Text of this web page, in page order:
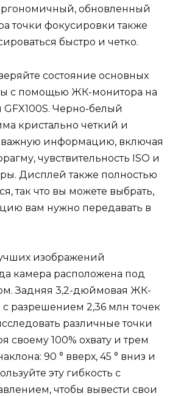
обновленный
точки фокусировки также
быстро и четко.
состояние основных
с помощью ЖК-монитора на
Черно-белый
кристально четкий и
важную информацию, включая
чувствительность ISO и
Дисплей также полностью
так что вы можете выбрать,
вам нужно передавать в
изображений
камера расположена под
Задняя 3,2-дюймовая ЖК-
с разрешением 2,36 млн точек
различные точки
своему 100% охвату и трем
90 ° вверх, 45 ° вниз и
эту гибкость с
чтобы вывести свои